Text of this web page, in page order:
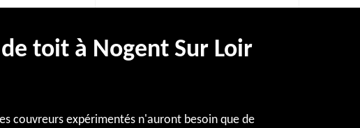
toit à Nogent Sur Loir
couvreurs expérimentés n'auront besoin que de